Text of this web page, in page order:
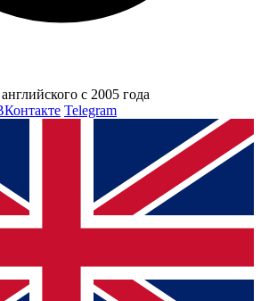
с 2005 года
Telegram